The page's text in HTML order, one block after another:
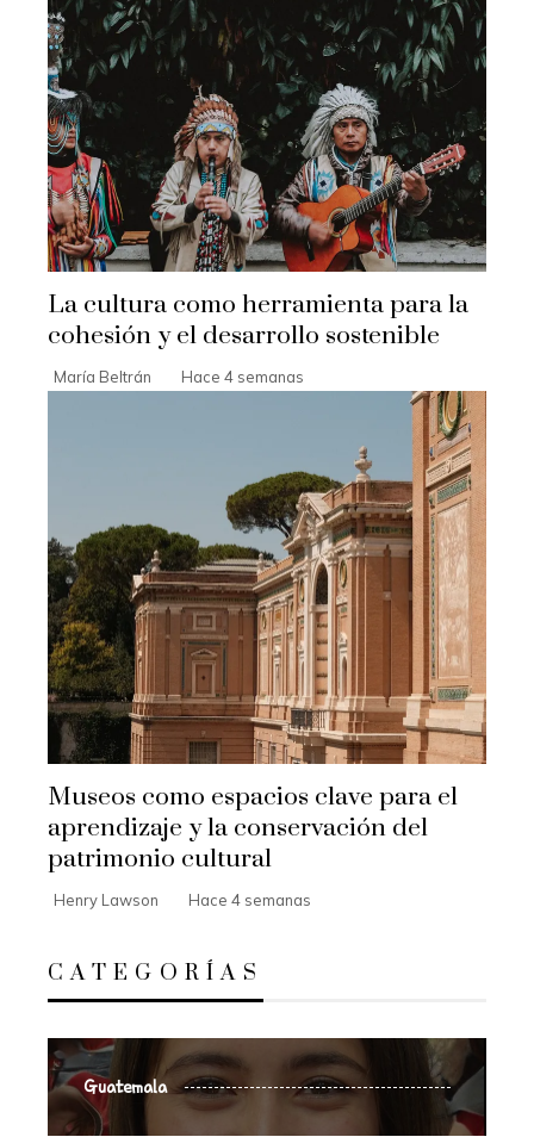
La cultura como herramienta para la
cohesión y el desarrollo sostenible
María Beltrán Hace 4 semanas
Museos como espacios clave para el
aprendizaje y la conservación del
patrimonio cultural
Henry Lawson Hace 4 semanas
CATEGORÍAS
Guatemala